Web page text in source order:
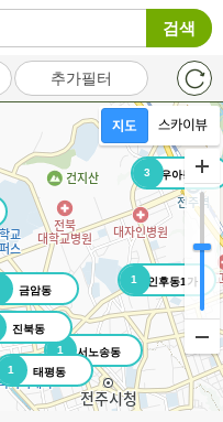
검색
추가필터
금암동
3 우아동3가
1 인후동1가
1 서노송동
진북동
1 태평동